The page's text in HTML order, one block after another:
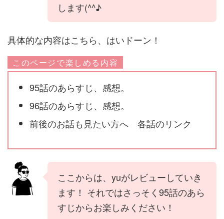
します(^^♪
具体的な内容はこちら、はいドーン！
このページで楽しめる内容
95話のあらすじ、感想。
96話のあらすじ、感想。
前後のお話も見たい方へ 各話のリンク
ここからは、yuがレビューしていき
ます！ それではさっそく95話のあら
すじからお楽しみください！